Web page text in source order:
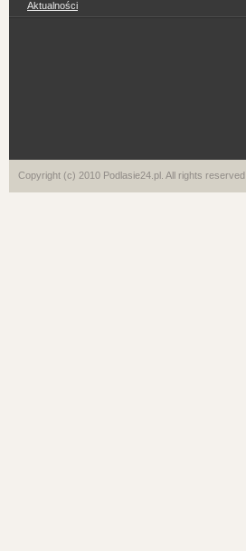
Aktualności
Copyright (c) 2010 Podlasie24.pl. All rights reserved